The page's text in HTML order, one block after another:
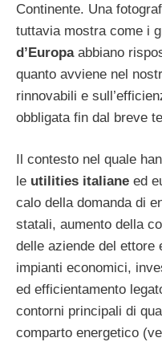
Continente. Una
tuttavia mostra come i
d’Europaabbiano
quanto avviene nel
rinnovabili e
obbligata fin dal breve
Il contesto nel quale
le utilities italiane ed
calo della domanda di
statali, aumento della
delle aziende del ettore
impianti economici,
ed efficientamento
contorni principali di
comparto energetico